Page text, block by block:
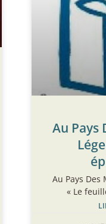
Au Pays
Au Pays Des
« Le